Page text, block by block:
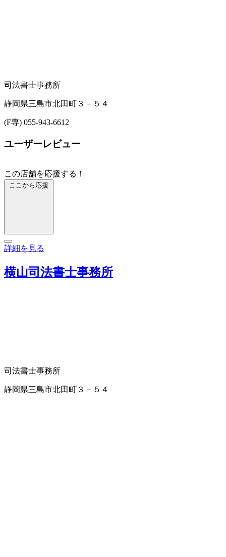
司法書士事務所
静岡県三島市北田町３－５４
(F専) 055-943-6612
ユーザーレビュー
この店舗を応援する！
ここから応援
詳細を見る
横山司法書士事務所
司法書士事務所
静岡県三島市北田町３－５４